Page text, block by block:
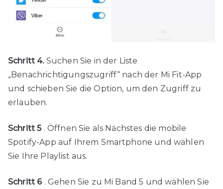
Schritt 4.Suchen Sie in der Liste
„Benachrichtigungszugriff“ nach der Mi Fit-App
und schieben Sie die Option, um den Zugriff zu
erlauben.
Schritt 5. Öffnen Sie als Nächstes die mobile
Spotify-App auf Ihrem Smartphone und wählen
Sie Ihre Playlist aus.
Schritt 6. Gehen Sie zu Mi Band 5 und wählen Sie